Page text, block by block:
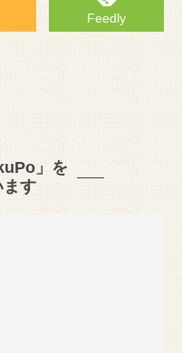
Feedly
」を
ます